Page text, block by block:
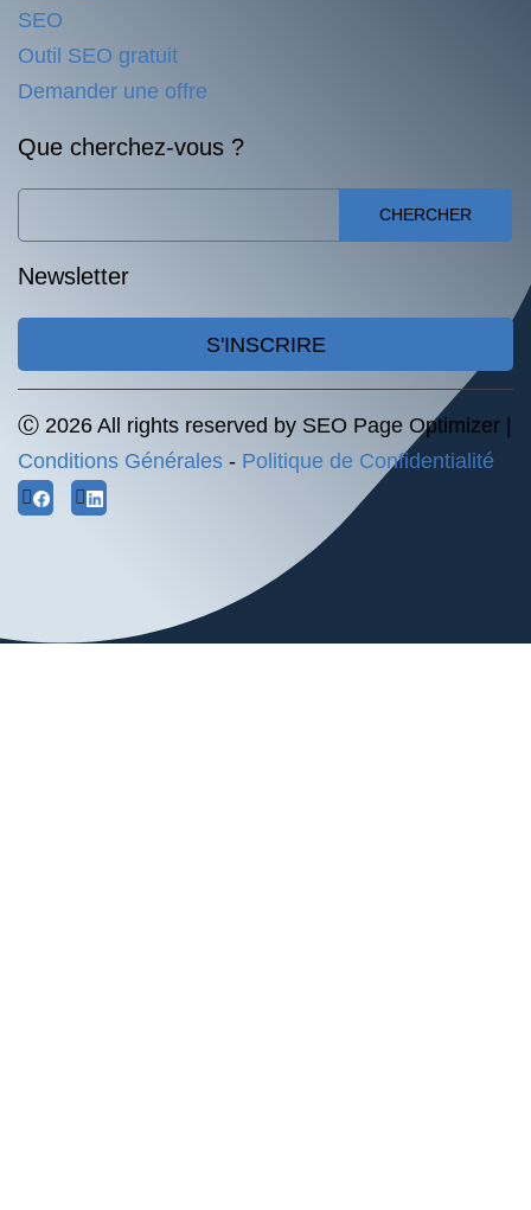
SEO
Outil SEO gratuit
Demander une offre
Que cherchez-vous ?
CHERCHER
Newsletter
S'INSCRIRE
Ⓒ 2026 All rights reserved by SEO Page Optimizer |
Conditions Générales - Politique de Confidentialité